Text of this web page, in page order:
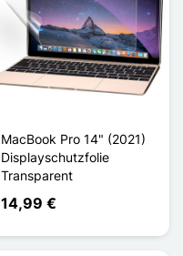
MacBook Pro 14" (2021)
Displayschutzfolie
Transparent
14,99 €